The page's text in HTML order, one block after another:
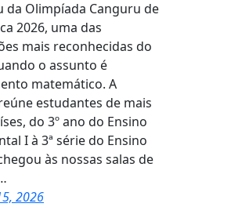
da Olimpíada Canguru de
2026, uma das
mais reconhecidas do
o assunto é
matemático. A
estudantes de mais
do 3º ano do Ensino
I à 3ª série do Ensino
às nossas salas de
2026